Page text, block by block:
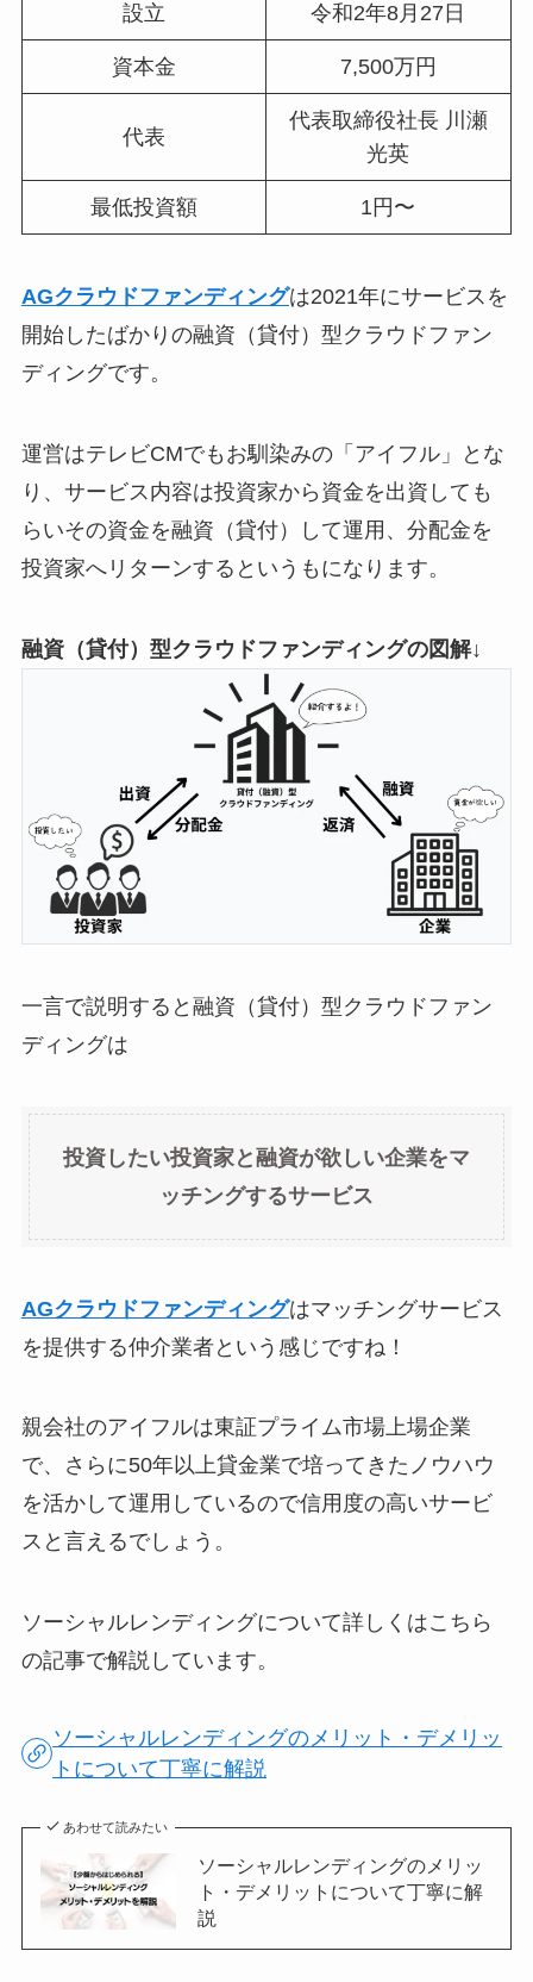
設立 令和2年8月27日
資本金 7,500万円
代表
代表取締役社長 川瀬
光英
最低投資額 1円〜
AGクラウドファンディングは2021年にサービスを
開始したばかりの融資（貸付）型クラウドファン
ディングです。
運営はテレビCMでもお馴染みの「アイフル」とな
り、サービス内容は投資家から資金を出資しても
らいその資金を融資（貸付）して運用、分配金を
投資家へリターンするというもになります。
融資（貸付）型クラウドファンディングの図解↓
一言で説明すると融資（貸付）型クラウドファン
ディングは
投資したい投資家と融資が欲しい企業をマ
ッチングするサービス
AGクラウドファンディングはマッチングサービス
を提供する仲介業者という感じですね！
親会社のアイフルは東証プライム市場上場企業
で、さらに50年以上貸金業で培ってきたノウハウ
を活かして運用しているので信用度の高いサービ
スと言えるでしょう。
ソーシャルレンディングについて詳しくはこちら
の記事で解説しています。
ソーシャルレンディングのメリット・デメリッ
トについて丁寧に解説
あわせて読みたい
ソーシャルレンディングのメリッ
ト・デメリットについて丁寧に解
説